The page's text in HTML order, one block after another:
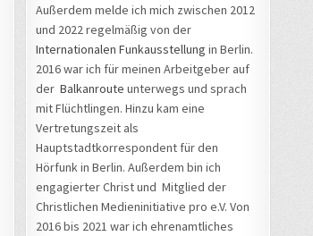
Außerdem melde ich mich zwischen 2012
und 2022 regelmäßig von der
Internationalen Funkausstellung in Berlin.
2016 war ich für meinen Arbeitgeber auf
der Balkanroute unterwegs und sprach
mit Flüchtlingen. Hinzu kam eine
Vertretungszeit als
Hauptstadtkorrespondent für den
Hörfunk in Berlin. Außerdem bin ich
engagierter Christ und Mitglied der
Christlichen Medieninitiative pro e.V. Von
2016 bis 2021 war ich ehrenamtliches